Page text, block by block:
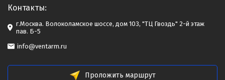
Контакты:
г.Москва. Волоколамское шоссе, дом 103, "ТЦ Гвоздь" 2-й этаж
пав. Б-5
info@ventarm.ru
Проложить маршрут